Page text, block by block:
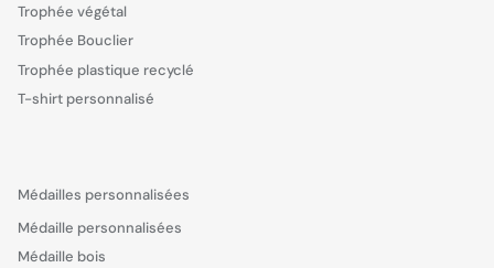
Trophée végétal
Trophée Bouclier
Trophée plastique recyclé
T-shirt personnalisé
Médailles personnalisées
Médaille personnalisées
Médaille bois